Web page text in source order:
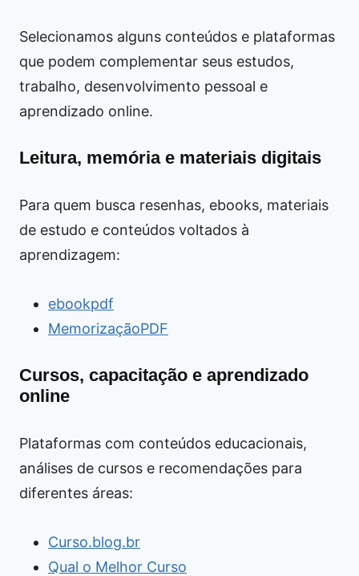
Selecionamos alguns conteúdos e plataformas
que podem complementar seus estudos,
trabalho, desenvolvimento pessoal e
aprendizado online.
Leitura, memória e materiais digitais
Para quem busca resenhas, ebooks, materiais
de estudo e conteúdos voltados à
aprendizagem:
ebookpdf
MemorizaçãoPDF
Cursos, capacitação e aprendizado
online
Plataformas com conteúdos educacionais,
análises de cursos e recomendações para
diferentes áreas:
Curso.blog.br
Qual o Melhor Curso